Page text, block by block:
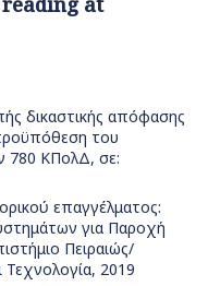
δικαστικής απόφασης
του
780 ΚΠολΔ, σε:
επαγγέλματος:
για Παροχή
Πειραιώς/
Τεχνολογία, 2019